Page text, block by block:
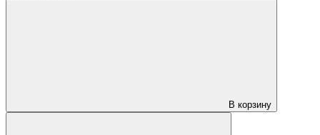
В корзину